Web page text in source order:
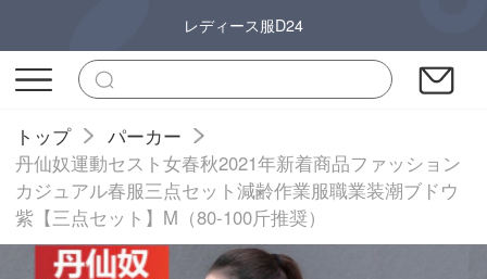
レディース服D24
トップ
パーカー
丹仙奴運動セスト女春秋2021年新着商品ファッション
カジュアル春服三点セット減齢作業服職業装潮ブドウ
紫【三点セット】M（80-100斤推奨）